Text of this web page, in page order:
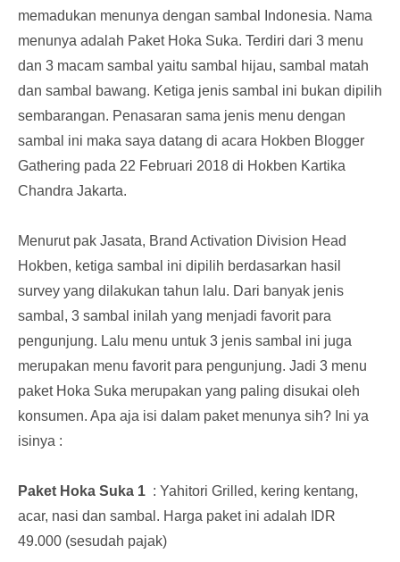
memadukan menunya dengan sambal Indonesia. Nama
menunya adalah Paket Hoka Suka. Terdiri dari 3 menu
dan 3 macam sambal yaitu sambal hijau, sambal matah
dan sambal bawang. Ketiga jenis sambal ini bukan dipilih
sembarangan. Penasaran sama jenis menu dengan
sambal ini maka saya datang di acara Hokben Blogger
Gathering pada 22 Februari 2018 di Hokben Kartika
Chandra Jakarta.
Menurut pak Jasata, Brand Activation Division Head
Hokben, ketiga sambal ini dipilih berdasarkan hasil
survey yang dilakukan tahun lalu. Dari banyak jenis
sambal, 3 sambal inilah yang menjadi favorit para
pengunjung. Lalu menu untuk 3 jenis sambal ini juga
merupakan menu favorit para pengunjung. Jadi 3 menu
paket Hoka Suka merupakan yang paling disukai oleh
konsumen. Apa aja isi dalam paket menunya sih? Ini ya
isinya :
Paket Hoka Suka 1 : Yahitori Grilled, kering kentang,
acar, nasi dan sambal. Harga paket ini adalah IDR
49.000 (sesudah pajak)